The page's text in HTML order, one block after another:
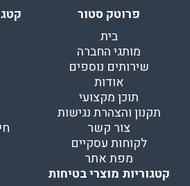
פרוטק סטור
בית
מותגי החברה
שירותים נוספים
אודות
תוכן מקצועי
תקנון והצהרת נגישות
צור קשר
לקוחות עסקיים
מפת אתר
קטגוריות מוצרי בטיחות